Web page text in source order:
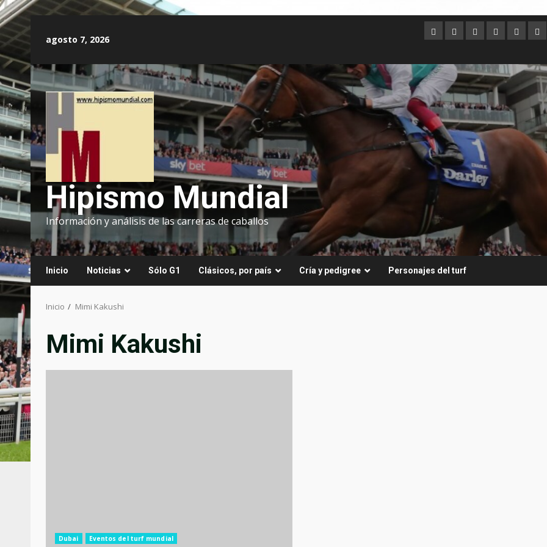
contenido
agosto 7, 2026
Argentina
AustraliaBrasilChileDubai
Hipismo Mundial
Información y análisis de las carreras de caballos
Inicio Noticias Sólo G1 Clásicos, por país Cría y pedigree Personajes del turf
Inicio Mimi Kakushi
Mimi Kakushi
Dubai Eventos del turf mundial